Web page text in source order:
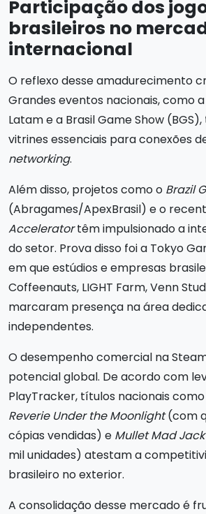
Participação dos
brasileiros no
internacional
O reflexo desse amadurecimento
Grandes eventos nacionais, como
Latam e a Brasil Game Show
vitrines essenciais para conexões
networking.
Além disso, projetos como o Brazil
(Abragames/ApexBrasil) e o
Acceleratortêm impulsionado a
do setor. Prova disso foi a Tokyo
em que estúdios e empresas
Coffeenauts, LIGHT Farm, Venn
marcaram presença na área
independentes.
O desempenho comercial na
potencial global. De acordo com
PlayTracker, títulos nacionais como
Reverie Under the Moonlight(com
cópias vendidas) e Mullet Mad Jack
mil unidades) atestam a
brasileiro no exterior.
A consolidação desse mercado é